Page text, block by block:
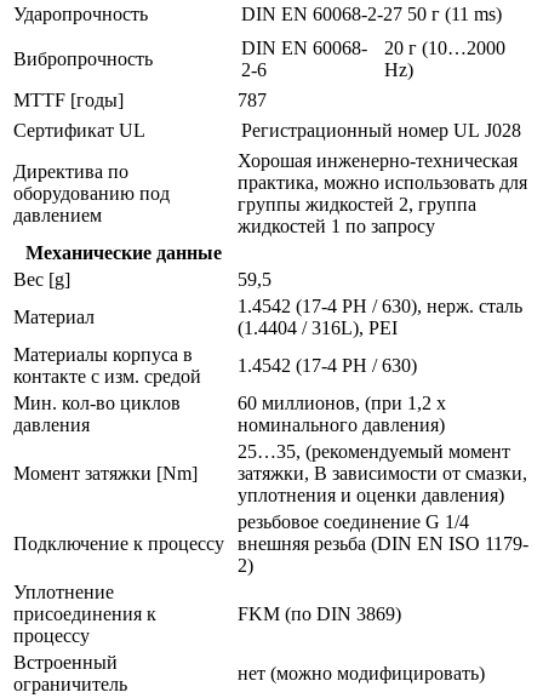
Ударопрочность
DIN EN 60068-2-27 50 г (11 ms)
Вибропрочность
DIN EN 60068-
2-6
20 г (10…2000
Hz)
MTTF [годы]
787
Сертификат UL
Регистрационный номер UL J028
Директива по
оборудованию под
давлением
Хорошая инженерно-техническая
практика, можно использовать для
группы жидкостей 2, группа
жидкостей 1 по запросу
Механические данные
Вес [g]
59,5
Материал
1.4542 (17-4 PH / 630), нерж. сталь
(1.4404 / 316L), PEI
Материалы корпуса в
контакте с изм. средой
1.4542 (17-4 PH / 630)
Мин. кол-во циклов
давления
60 миллионов, (при 1,2 х
номинального давления)
Момент затяжки [Nm]
25…35, (рекомендуемый момент
затяжки, В зависимости от смазки,
уплотнения и оценки давления)
Подключение к процессу
резьбовое соединение G 1/4
внешняя резьба (DIN EN ISO 1179-
2)
Уплотнение
присоединения к
процессу
FKM (по DIN 3869)
Встроенный
ограничитель
нет (можно модифицировать)